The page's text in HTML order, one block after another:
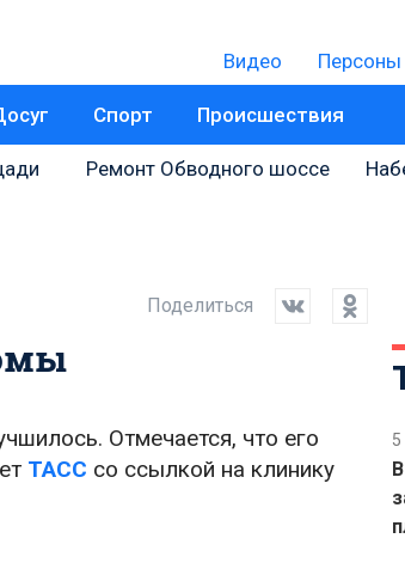
Видео Персоны
Спорт Происшествия
Ремонт Обводного шоссе
Поделиться
Отмечается, что его
ТАСС со ссылкой на клинику
5